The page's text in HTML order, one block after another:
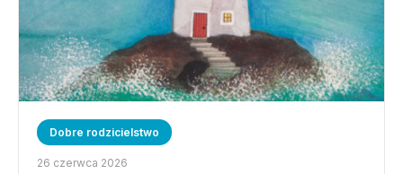
Dobre rodzicielstwo
26 czerwca 2026